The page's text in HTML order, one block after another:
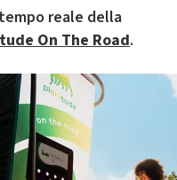
reale della
On The Road.